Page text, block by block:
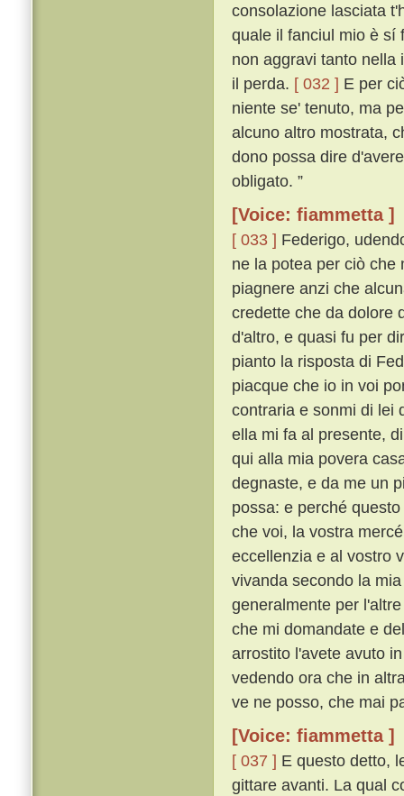
consolazione lasciata
quale il fanciul mio è sí
non aggravi tanto nella
il perda. [ 032 ] E per
niente se' tenuto, ma
alcuno altro mostrata,
dono possa dire
obligato. ”
[Voice: fiammetta ]
[ 033 ] Federigo,
ne la potea per ciò che
piagnere anzi che
credette che da dolore
d'altro, e quasi fu per
pianto la risposta di
piacque che io in voi
contraria e sonmi di lei
ella mi fa al presente,
qui alla mia povera
degnaste, e da me un
possa: e perché
che voi, la vostra
eccellenzia e al vostro
vivanda secondo la
generalmente per
che mi domandate e
arrostito l'avete avuto
vedendo ora che in
ve ne posso, che mai
[Voice: fiammetta ]
[ 037 ] E questo detto,
gittare avanti. La qual